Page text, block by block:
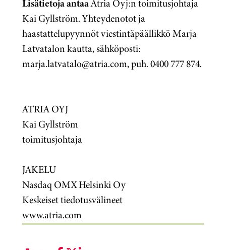
Lisätietoja antaaAtria Oyj:n toimitusjohtaja
Kai Gyllström. Yhteydenotot ja
haastattelupyynnöt viestintäpäällikkö Marja
Latvatalon kautta, sähköposti:
marja.latvatalo@atria.com, puh. 0400 777 874.
ATRIA OYJ
Kai Gyllström
toimitusjohtaja
JAKELU
Nasdaq OMX Helsinki Oy
Keskeiset tiedotusvälineet
www.atria.com